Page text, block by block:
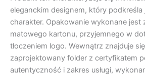
eleganckim designem, który
charakter. Opakowanie wykonane jest
matowego kartonu, przyjemnego w
tłoczeniem logo. Wewnątrz znajduje
zaprojektowany folder z certyfikatem
autentyczność i zakres usługi,